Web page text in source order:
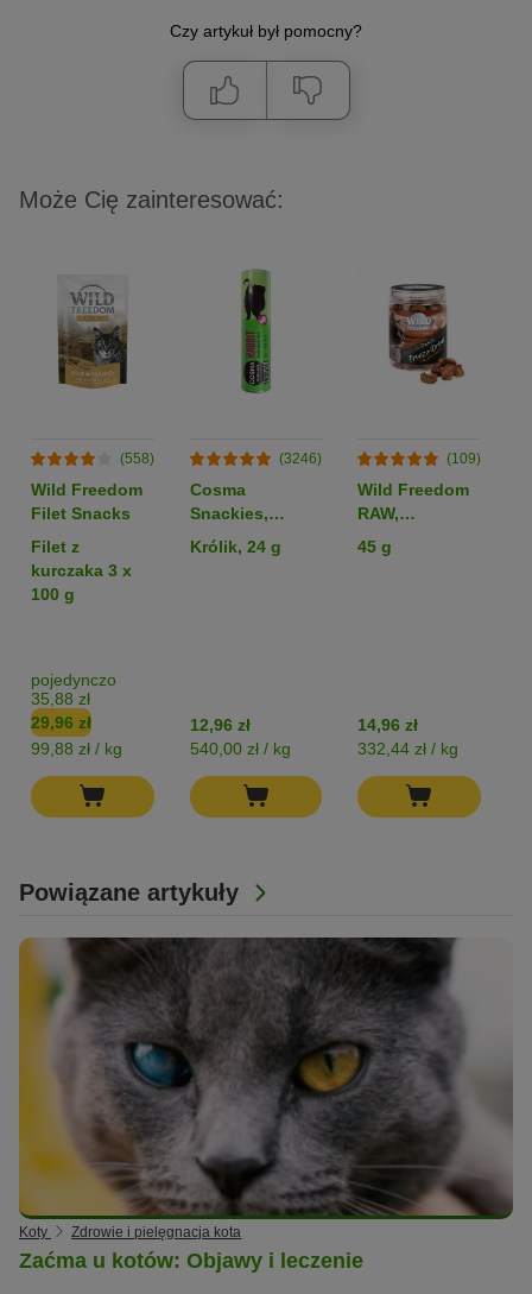
Czy artykuł był pomocny?
Powiązane artykuły
Koty Zdrowie i pielęgnacja kota
Zaćma u kotów: Objawy i leczenie
Może Cię zainteresować:
(558)
Wild Freedom
Filet Snacks
Filet z
kurczaka 3 x
100 g
pojedynczo
35,88 zł
29,96 zł
99,88 zł / kg
(3246)
Cosma
Snackies,
liofilizowane
Królik, 24 g
12,96 zł
540,00 zł / kg
(109)
Wild Freedom
RAW,
liofilizowane
serca kurze
45 g
14,96 zł
332,44 zł / kg